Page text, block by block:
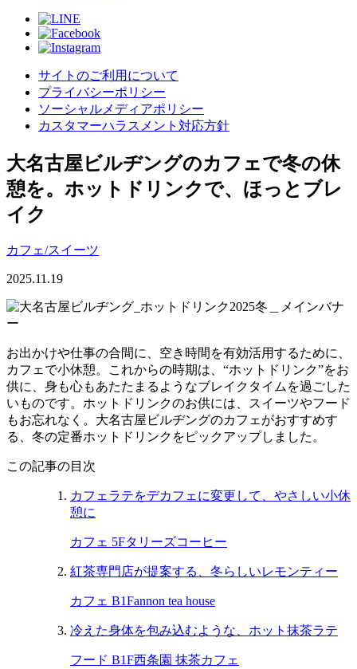
サイトのご利用について
プライバシーポリシー
ソーシャルメディアポリシー
カスタマーハラスメント対応方針
大名古屋ビルヂングのカフェで冬の休
憩を。ホットドリンクで、ほっとブレ
イク
カフェ/スイーツ
2025.11.19
お出かけや仕事の合間に、空き時間を有効活用するために、
カフェで小休憩。これからの時期は、“ホットドリンク”をお
供に、身も心もあたたまるようなブレイクタイムを過ごした
いものです。ホットドリンクのお供には、スイーツやフード
もお忘れなく。大名古屋ビルヂングのカフェがおすすめす
る、冬の定番ホットドリンクをピックアップしました。
この記事の目次
カフェラテをデカフェに変更して、やさしい小休
憩に
カフェ 5Fタリーズコーヒー
紅茶専門店が提案する、冬らしいレモンティー
カフェ B1Fannon tea house
冷えた身体を包み込むような、ホット抹茶ラテ
フード B1F西条園 抹茶カフェ